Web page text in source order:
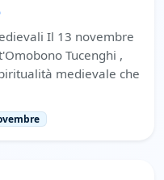
Il 13 novembre
Tucenghi ,
medievale che